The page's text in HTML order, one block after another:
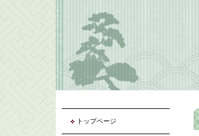
トップページ